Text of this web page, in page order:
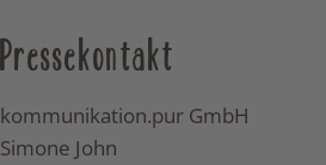
Pressekontakt
kommunikation.pur GmbH
Simone John